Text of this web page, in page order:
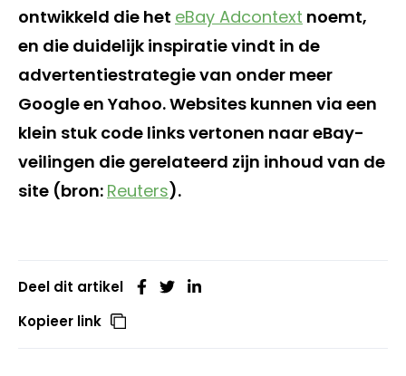
ontwikkeld die het eBay Adcontext noemt,
en die duidelijk inspiratie vindt in de
advertentiestrategie van onder meer
Google en Yahoo. Websites kunnen via een
klein stuk code links vertonen naar eBay-
veilingen die gerelateerd zijn inhoud van de
site (bron: Reuters).
Deel dit artikel
Kopieer link